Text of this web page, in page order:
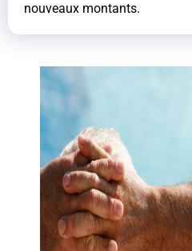
nouveaux montants.